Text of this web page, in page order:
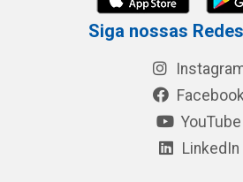
Siga nossas
YouTube
LinkedIn